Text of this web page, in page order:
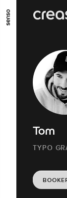
ALLER AU
ALLER EN
Tom
TYPO